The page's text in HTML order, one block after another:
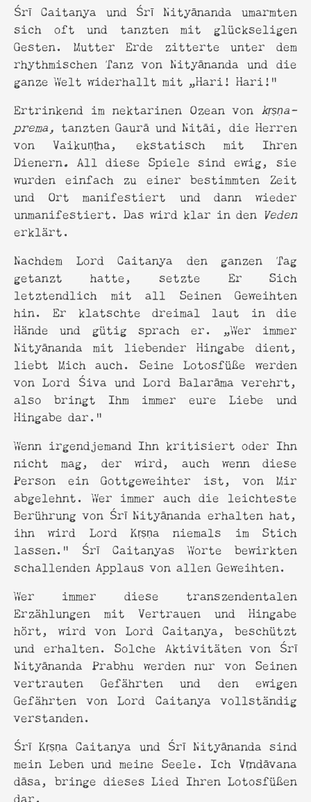
Śrī Caitanya und Śrī Nityānanda umarmten
sich oft und tanzten mit glückseligen
Gesten. Mutter Erde zitterte unter dem
rhythmischen Tanz von Nityānanda und die
ganze Welt widerhallt mit „Hari! Hari!“
Ertrinkend im nektarinen Ozean von kṛṣṇa-
prema, tanzten Gaurā und Nitāi, die Herren
von Vaikuṇṭha, ekstatisch mit Ihren
Dienern. All diese Spiele sind ewig, sie
wurden einfach zu einer bestimmten Zeit
und Ort manifestiert und dann wieder
unmanifestiert. Das wird klar in den Veden
erklärt.
Nachdem Lord Caitanya den ganzen Tag
getanzt hatte, setzte Er Sich
letztendlich mit all Seinen Geweihten
hin. Er klatschte dreimal laut in die
Hände und gütig sprach er. „Wer immer
Nityānanda mit liebender Hingabe dient,
liebt Mich auch. Seine Lotosfüße werden
von Lord Śiva und Lord Balarāma verehrt,
also bringt Ihm immer eure Liebe und
Hingabe dar.“
Wenn irgendjemand Ihn kritisiert oder Ihn
nicht mag, der wird, auch wenn diese
Person ein Gottgeweihter ist, von Mir
abgelehnt. Wer immer auch die leichteste
Berührung von Śrī Nityānanda erhalten hat,
ihn wird Lord Kṛṣṇa niemals im Stich
lassen.“ Śrī Caitanyas Worte bewirkten
schallenden Applaus von allen Geweihten.
Wer immer diese transzendentalen
Erzählungen mit Vertrauen und Hingabe
hört, wird von Lord Caitanya, beschützt
und erhalten. Solche Aktivitäten von Śrī
Nityānanda Prabhu werden nur von Seinen
vertrauten Gefährten und den ewigen
Gefährten von Lord Caitanya vollständig
verstanden.
Śrī Kṛṣṇa Caitanya und Śrī Nityānanda sind
mein Leben und meine Seele. Ich Vṛndāvana
dāsa, bringe dieses Lied Ihren Lotosfüßen
dar.